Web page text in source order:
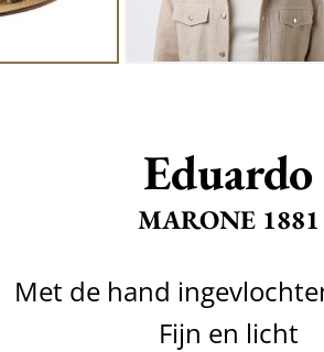
Eduardo
MARONE 1881
Met de hand
Fijn en licht